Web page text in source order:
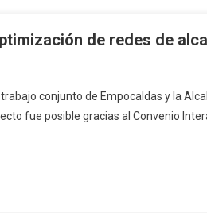
de redes de
conjunto de Empocaldas y la
fue posible gracias al Convenio